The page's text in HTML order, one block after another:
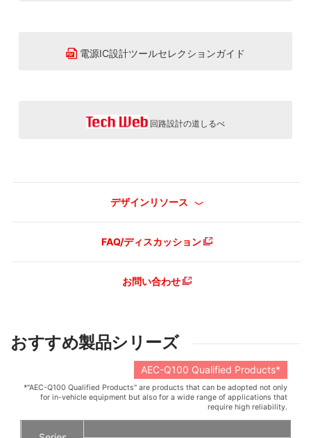
電源IC設計ツールセレクションガイド
回路設計の道しるべ
デザインリソース
FAQ/ディスカッション
お問い合わせ
おすすめ製品シリーズ
AEC-Q100 Qualified Products*
*"AEC-Q100 Qualified Products" are products that can be adopted not only
for in-vehicle equipment but also for a wide range of applications that
require high reliability.